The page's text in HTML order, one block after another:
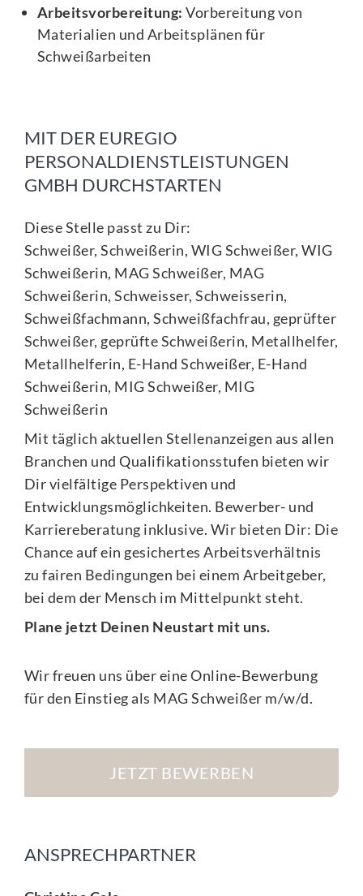
Arbeitsvorbereitung: Vorbereitung von
Materialien und Arbeitsplänen für
Schweißarbeiten
MIT DER EUREGIO
PERSONALDIENSTLEISTUNGEN
GMBH DURCHSTARTEN
Diese Stelle passt zu Dir:
Schweißer, Schweißerin, WIG Schweißer, WIG
Schweißerin, MAG Schweißer, MAG
Schweißerin, Schweisser, Schweisserin,
Schweißfachmann, Schweißfachfrau, geprüfter
Schweißer, geprüfte Schweißerin, Metallhelfer,
Metallhelferin, E-Hand Schweißer, E-Hand
Schweißerin, MIG Schweißer, MIG
Schweißerin
Mit täglich aktuellen Stellenanzeigen aus allen
Branchen und Qualifikationsstufen bieten wir
Dir vielfältige Perspektiven und
Entwicklungsmöglichkeiten. Bewerber- und
Karriereberatung inklusive. Wir bieten Dir: Die
Chance auf ein gesichertes Arbeitsverhältnis
zu fairen Bedingungen bei einem Arbeitgeber,
bei dem der Mensch im Mittelpunkt steht.
Plane jetzt Deinen Neustart mit uns.
Wir freuen uns über eine Online-Bewerbung
für den Einstieg als MAG Schweißer m/w/d.
JETZT BEWERBEN
ANSPRECHPARTNER